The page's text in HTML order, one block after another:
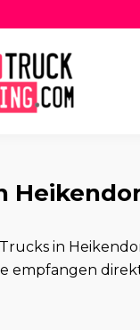
in
empfangen